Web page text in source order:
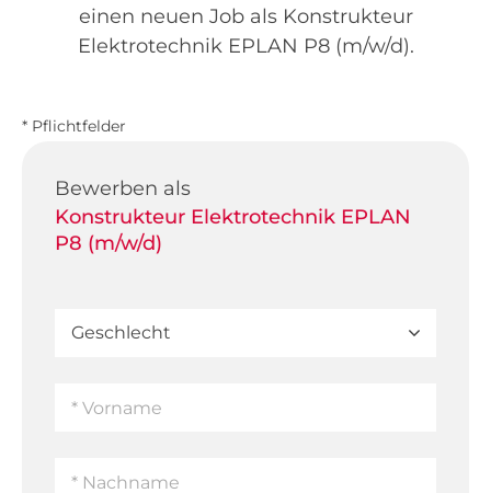
einen neuen Job als Konstrukteur
Elektrotechnik EPLAN P8 (m/w/d).
* Pflichtfelder
Bewerben als
Konstrukteur Elektrotechnik EPLAN
P8 (m/w/d)